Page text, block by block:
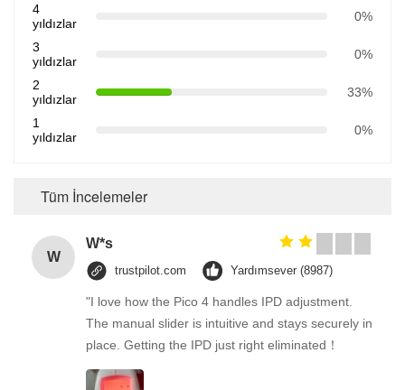
4
yıldızlar
0%
3
yıldızlar
0%
2
yıldızlar
33%
1
yıldızlar
0%
Tüm İncelemeler
W
W*s
trustpilot.com Yardımsever (8987)
"I love how the Pico 4 handles IPD adjustment.
The manual slider is intuitive and stays securely in
place. Getting the IPD just right eliminated！